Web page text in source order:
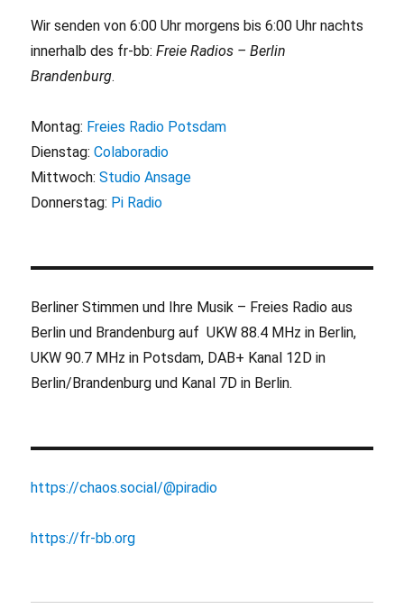
Wir senden von 6:00 Uhr morgens bis 6:00 Uhr nachts
innerhalb des fr-bb:Freie Radios – Berlin
Brandenburg.
Montag: Freies Radio Potsdam
Dienstag:Colaboradio
Mittwoch:Studio Ansage
Donnerstag: Pi Radio
Berliner Stimmen und Ihre Musik – Freies Radio aus
Berlin und Brandenburg auf UKW 88.4 MHz in Berlin,
UKW 90.7 MHz in Potsdam, DAB+ Kanal 12D in
Berlin/Brandenburg und Kanal 7D in Berlin.
https://chaos.social/@piradio
https://fr-bb.org